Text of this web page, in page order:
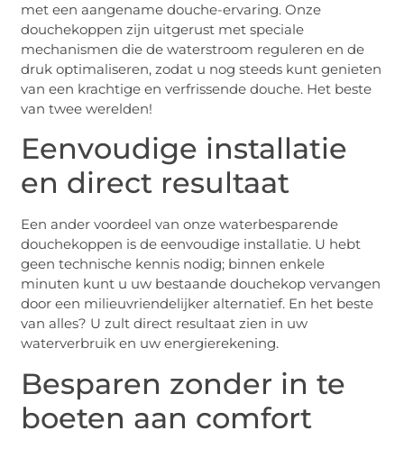
met een aangename douche-ervaring. Onze
douchekoppen zijn uitgerust met speciale
mechanismen die de waterstroom reguleren en de
druk optimaliseren, zodat u nog steeds kunt genieten
van een krachtige en verfrissende douche. Het beste
van twee werelden!
Eenvoudige installatie
en direct resultaat
Een ander voordeel van onze waterbesparende
douchekoppen is de eenvoudige installatie. U hebt
geen technische kennis nodig; binnen enkele
minuten kunt u uw bestaande douchekop vervangen
door een milieuvriendelijker alternatief. En het beste
van alles? U zult direct resultaat zien in uw
waterverbruik en uw energierekening.
Besparen zonder in te
boeten aan comfort